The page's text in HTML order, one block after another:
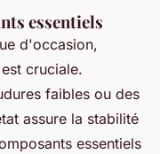
essentiels
d'occasion,
est cruciale.
faibles ou des
assure la stabilité
essentiels